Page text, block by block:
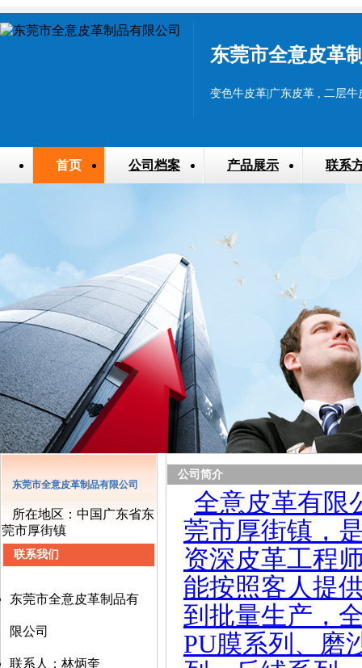
东莞市全意皮革
首页 公司档案 产品展示 联系
东莞市全意皮革制品有限公司
所在地区：中国广东省东
莞市厚街镇
联系我们
东莞市全意皮革制品有
限公司
联系人：林炳奎
公司简介
全意皮革有限
莞市厚街镇，
资深皮革工程
能按照客人提
到批量生产，
PU膜系列、磨